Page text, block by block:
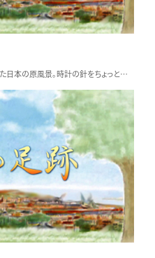
私たちが目にするいつもの風景。いつか見た日本の原風景。時計の針をちょっとだけ戻してみると…。そこには知られざる物語がありました。風景に残された足跡を辿ります。